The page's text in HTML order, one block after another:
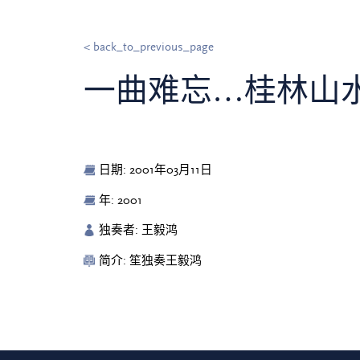
< back_to_previous_page
一曲难忘…桂林山
日期: 2001年03月11日
年: 2001
独奏者: 王毅鸿
简介: 笙独奏王毅鸿